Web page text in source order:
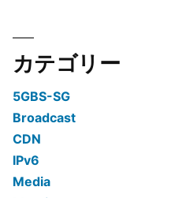
カテゴリー
5GBS-SG
Broadcast
CDN
IPv6
Media